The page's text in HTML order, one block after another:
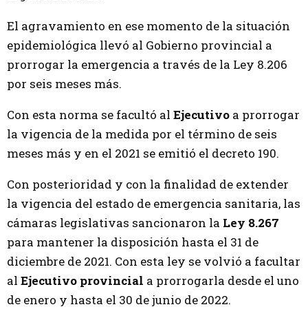
El agravamiento en ese momento de la situación
epidemiológica llevó al Gobierno provincial a
prorrogar la emergencia a través de la Ley 8.206
por seis meses más.
Con esta norma se facultó al Ejecutivo a prorrogar
la vigencia de la medida por el término de seis
meses más y en el 2021 se emitió el decreto 190.
Con posterioridad y con la finalidad de extender
la vigencia del estado de emergencia sanitaria, las
cámaras legislativas sancionaron la Ley 8.267
para mantener la disposición hasta el 31 de
diciembre de 2021. Con esta ley se volvió a facultar
al Ejecutivo provincial a prorrogarla desde el uno
de enero y hasta el 30 de junio de 2022.